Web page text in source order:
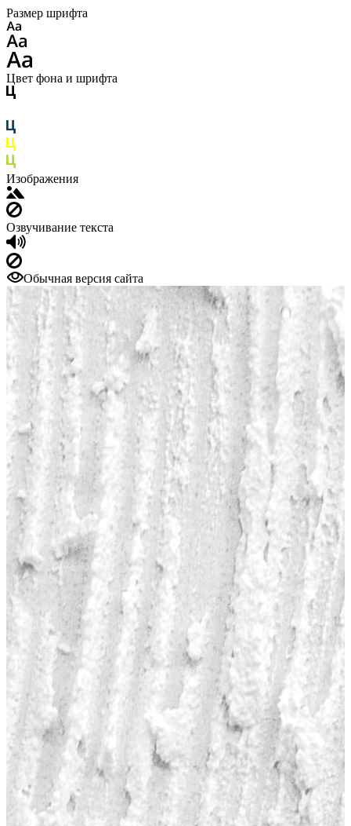
Размер шрифта
Цвет фона и шрифта
Изображения
Озвучивание текста
Обычная версия сайта